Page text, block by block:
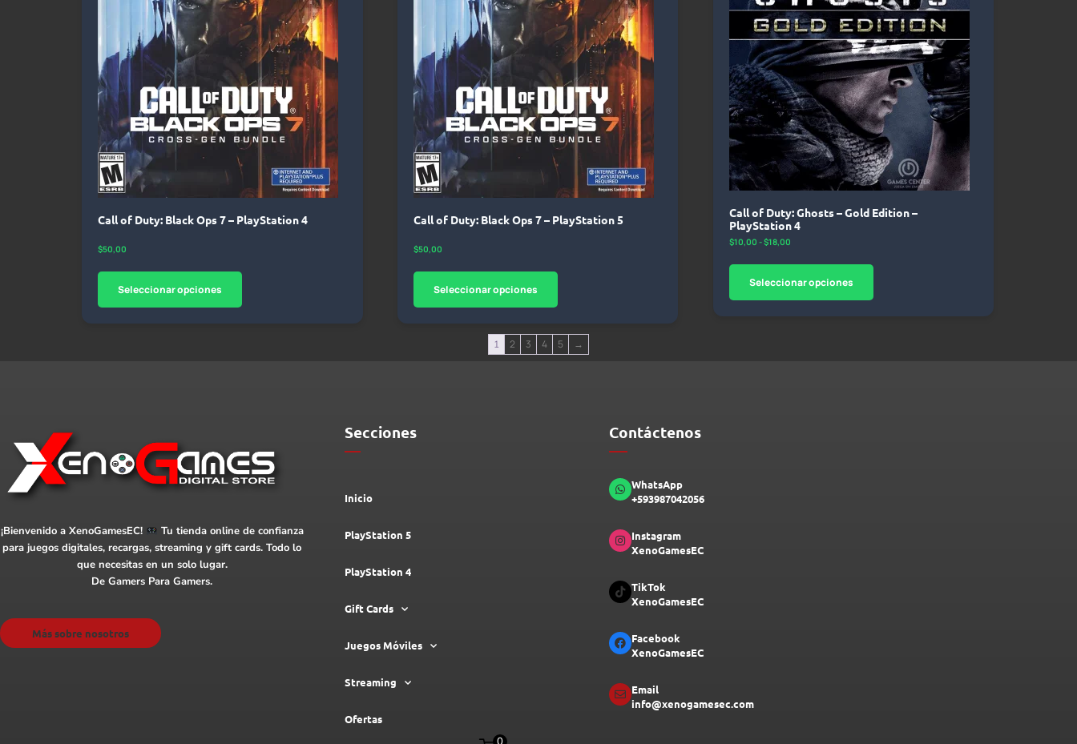
Call of Duty: Black Ops 7 – PlayStation 4
$50,00
Seleccionar opciones
Call of Duty: Black Ops 7 – PlayStation 5
$50,00
Seleccionar opciones
Call of Duty: Ghosts – Gold Edition –
PlayStation 4
$10,00 -$18,00
Seleccionar opciones
1 2 3 4 5 →
¡Bienvenido a XenoGamesEC!
Tu tienda online de confianza
para juegos digitales, recargas, streaming y gift cards. Todo lo
que necesitas en un solo lugar.
De Gamers Para Gamers.
Más sobre nosotros
Secciones
Inicio
PlayStation 5
PlayStation 4
Gift Cards
Juegos Móviles
Streaming
Ofertas
Contáctenos
WhatsApp
+593987042056
Instagram
XenoGamesEC
TikTok
XenoGamesEC
Facebook
XenoGamesEC
Email
info@xenogamesec.com